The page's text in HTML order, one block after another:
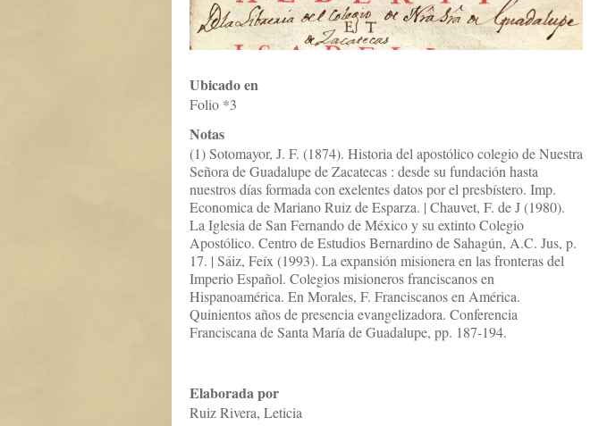
Ubicado en
Folio *3
Notas
(1) Sotomayor, J. F. (1874). Historia del apostólico colegio de Nuestra
Señora de Guadalupe de Zacatecas : desde su fundación hasta
nuestros días formada con exelentes datos por el presbístero. Imp.
Economica de Mariano Ruiz de Esparza. | Chauvet, F. de J (1980).
La Iglesia de San Fernando de México y su extinto Colegio
Apostólico. Centro de Estudios Bernardino de Sahagún, A.C. Jus, p.
17. | Sáiz, Feíx (1993). La expansión misionera en las fronteras del
Imperio Español. Colegios misioneros franciscanos en
Hispanoamérica. En Morales, F. Franciscanos en América.
Quinientos años de presencia evangelizadora. Conferencia
Franciscana de Santa María de Guadalupe, pp. 187-194.
Elaborada por
Ruiz Rivera, Leticia